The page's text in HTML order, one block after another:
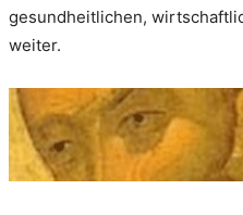
gesundheitlichen,
weiter.